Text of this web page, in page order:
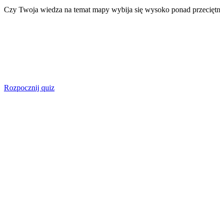
Czy Twoja wiedza na temat mapy wybija się wysoko ponad
Rozpocznij quiz